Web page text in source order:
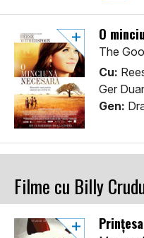
O
The
Cu:
Ger
Gen:
Filme cu Billy